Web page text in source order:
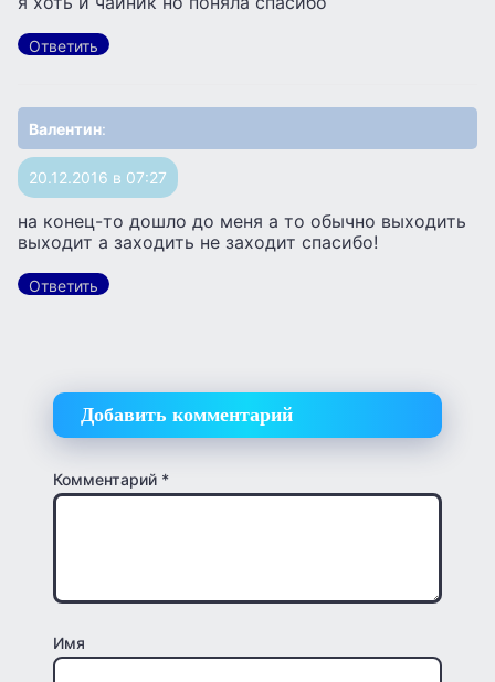
Ответить
Валентин:
20.12.2016 в 07:27
на конец-то дошло до меня а то обычно выходить
выходит а заходить не заходит спасибо!
Ответить
Добавить комментарий
Комментарий *
Имя